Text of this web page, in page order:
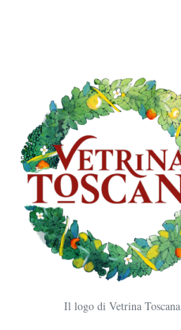
Il logo di Vetrina Toscana